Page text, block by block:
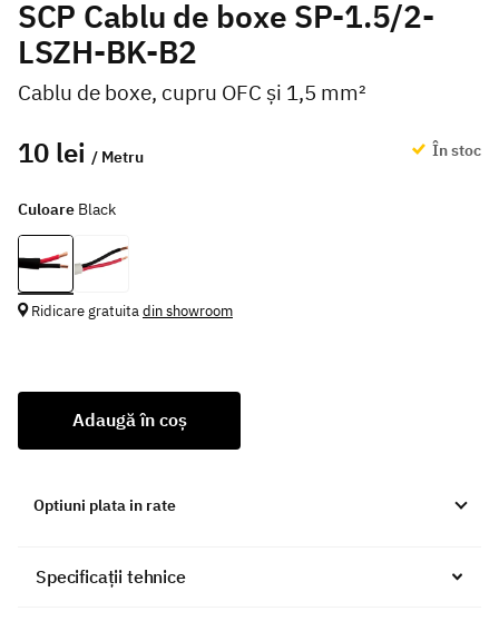
SCP Cablu de boxe SP-1.5/2-
LSZH-BK-B2
Cablu de boxe, cupru OFC și 1,5 mm²
10 lei / Metru În stoc
Culoare Black
Ridicare gratuitadin showroom
Adaugă în coș
Optiuni plata in rate
Specificații tehnice